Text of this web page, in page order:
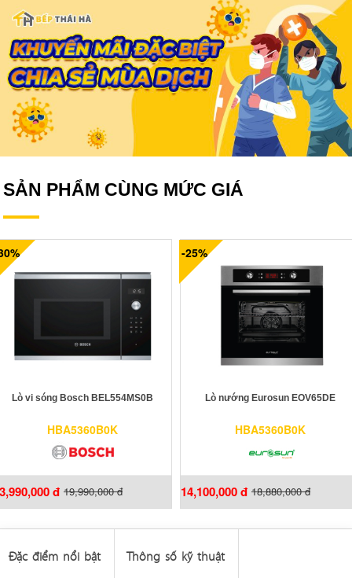
SẢN PHẨM CÙNG MỨC GIÁ
Lò vi sóng Bosch BEL554MS0B
HBA5360B0K
đ 19,990,000 đ
-25%
Lò nướng Eurosun EOV65DE
HBA5360B0K
14,100,000 đ 18,880,000 đ
Đặc điểm nổi bật Thông số kỹ thuật